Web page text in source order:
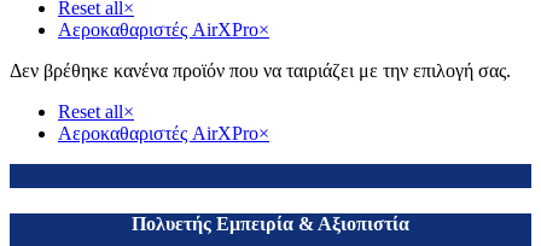
Reset all×
Αεροκαθαριστές AirXPro×
Δεν βρέθηκε κανένα προϊόν που να ταιριάζει με την επιλογή σας.
Reset all×
Αεροκαθαριστές AirXPro×
Πολυετής Εμπειρία & Αξιοπιστία